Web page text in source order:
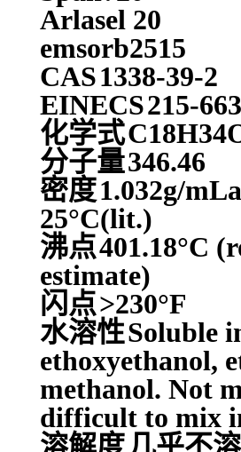
Arlasel 20
emsorb2515
CAS1338-39-2
EINECS215-
化学式
分子量346.46
密度1.032g/
25°C(lit.)
沸点401.18°C
estimate)
闪点>230°F
水溶性Soluble
ethoxyethanol,
methanol. Not
difficult to mix